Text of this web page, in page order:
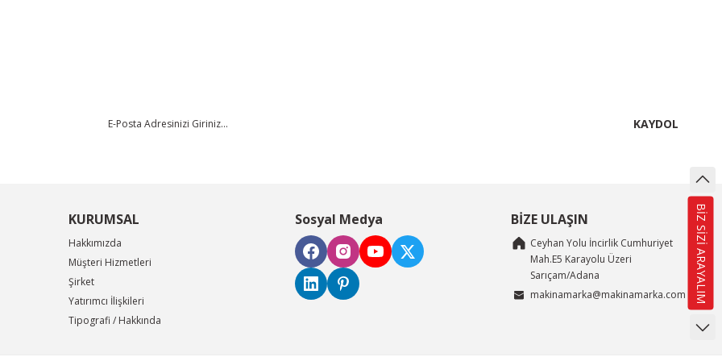
KAYDOL
KURUMSAL
Hakkımızda
Müşteri Hizmetleri
Şirket
Yatırımcı İlişkileri
Tipografi / Hakkında
Sosyal Medya BİZE ULAŞIN
Ceyhan Yolu İncirlik Cumhuriyet
Mah.E5 Karayolu Üzeri
Sarıçam/Adana
makinamarka@makinamarka.com
BİZ SİZİ ARAYALIM